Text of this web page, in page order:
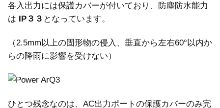
各入出力には保護カバーが付いており、防塵防水能力
は IP３３ となっています。
（2.5mm以上の固形物の侵入、垂直から左右60°以内か
らの降雨に影響を受けない）
ひとつ残念なのは、AC出力ポートの保護カバーのみ完